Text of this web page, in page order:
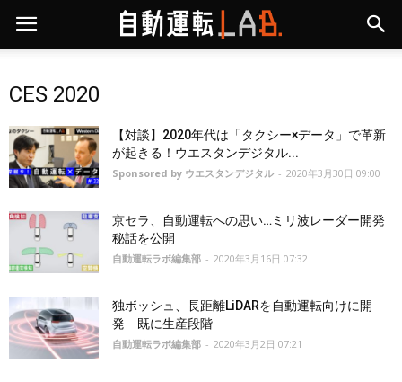
CES 2020
【対談】2020年代は「タクシー×データ」で革新
が起きる！ウエスタンデジタル...
Sponsored by ウエスタンデジタル - 2020年3月30日 09:00
京セラ、自動運転への思い…ミリ波レーダー開発
秘話を公開
自動運転ラボ編集部 - 2020年3月16日 07:32
独ボッシュ、長距離LiDARを自動運転向けに開
発 既に生産段階
自動運転ラボ編集部 - 2020年3月2日 07:21